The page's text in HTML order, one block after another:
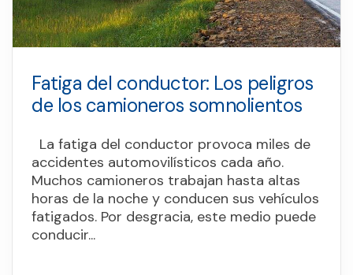
Fatiga del conductor: Los peligros
de los camioneros somnolientos
La fatiga del conductor provoca miles de
accidentes automovilísticos cada año.
Muchos camioneros trabajan hasta altas
horas de la noche y conducen sus vehículos
fatigados. Por desgracia, este medio puede
conducir...